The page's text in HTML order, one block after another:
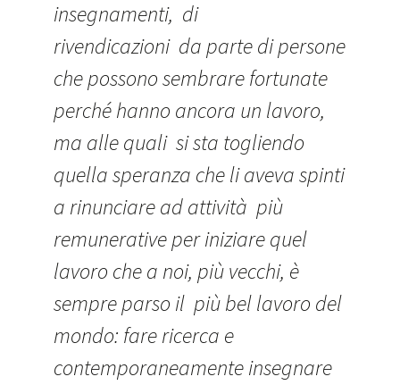
insegnamenti, di
rivendicazioni da parte di persone
che possono sembrare fortunate
perché hanno ancora un lavoro,
ma alle quali si sta togliendo
quella speranza che li aveva spinti
a rinunciare ad attività più
remunerative per iniziare quel
lavoro che a noi, più vecchi, è
sempre parso il più bel lavoro del
mondo: fare ricerca e
contemporaneamente insegnare